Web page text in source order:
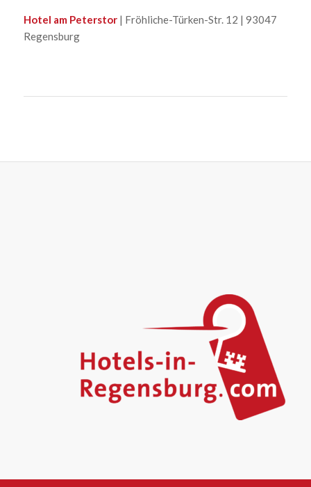
Hotel am Peterstor| Fröhliche-Türken-Str. 12 | 93047
Regensburg